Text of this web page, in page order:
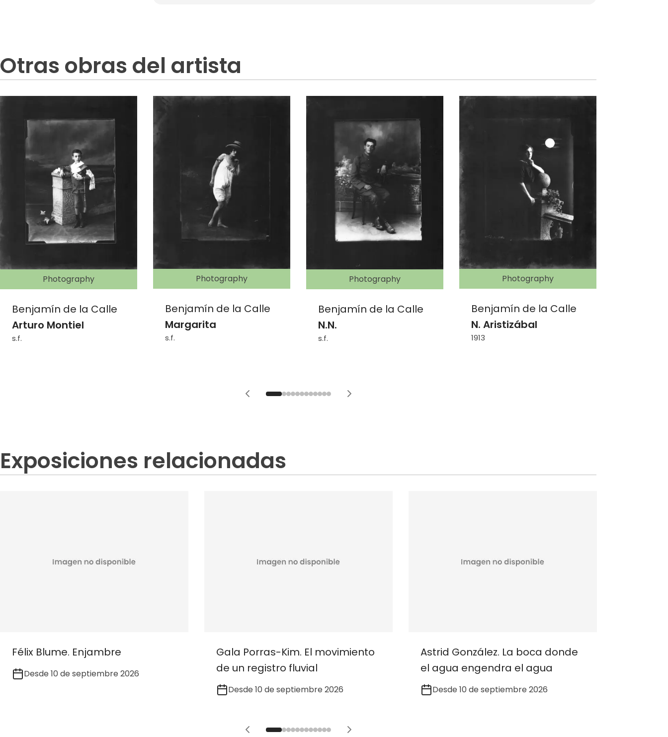
Otras obras del artista
Photography
Benjamín de la Calle
Arturo Montiel
s.f.
Photography
Benjamín de la Calle
Margarita
s.f.
Photography
Benjamín de la Calle
N.N.
s.f.
Photography
Benjamín de la Calle
N. Aristizábal
1913
Exposiciones relacionadas
Félix Blume. Enjambre
Desde 10 de septiembre 2026
Gala Porras-Kim. El movimiento
de un registro fluvial
Desde 10 de septiembre 2026
Astrid González. La boca donde
el agua engendra el agua
Desde 10 de septiembre 2026